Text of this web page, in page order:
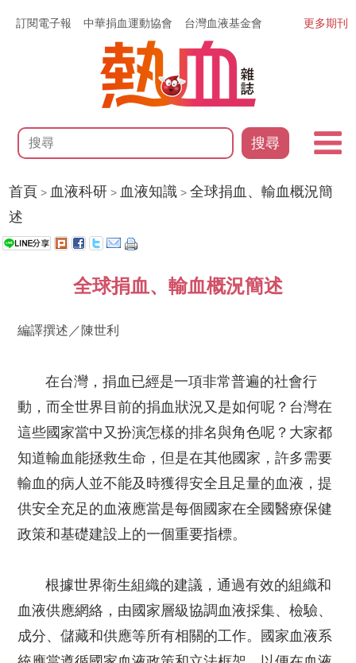
訂閱電子報 中華捐血運動協會 台灣血液基金會
搜尋
更多期刊
首頁 > 血液科研 > 血液知識 >全球捐血、輸血概況簡
述
全球捐血、輸血概況簡述
編譯撰述／陳世利
在台灣，捐血已經是一項非常普遍的社會行
動，而全世界目前的捐血狀況又是如何呢？台灣在
這些國家當中又扮演怎樣的排名與角色呢？大家都
知道輸血能拯救生命，但是在其他國家，許多需要
輸血的病人並不能及時獲得安全且足量的血液，提
供安全充足的血液應當是每個國家在全國醫療保健
政策和基礎建設上的一個重要指標。
根據世界衛生組織的建議，通過有效的組織和
血液供應網絡，由國家層級協調血液採集、檢驗、
成分、儲藏和供應等所有相關的工作。國家血液系